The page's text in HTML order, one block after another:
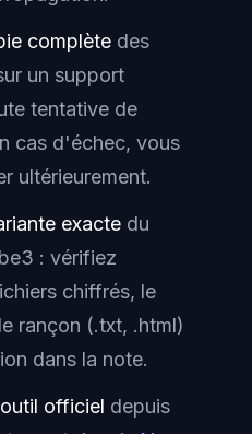
complète des
un support
tentative de
cas d'échec, vous
ultérieurement.
exacte du
: vérifiez
chiffrés, le
rançon (.txt, .html)
dans la note.
officiel depuis